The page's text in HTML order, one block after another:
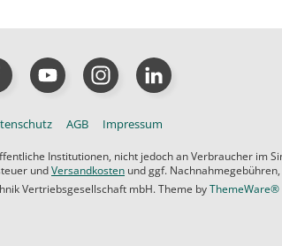
AGB Impressum
Institutionen, nicht jedoch an Verbraucher im
undVersandkosten und ggf.
Vertriebsgesellschaft mbH. Theme byThemeWare®